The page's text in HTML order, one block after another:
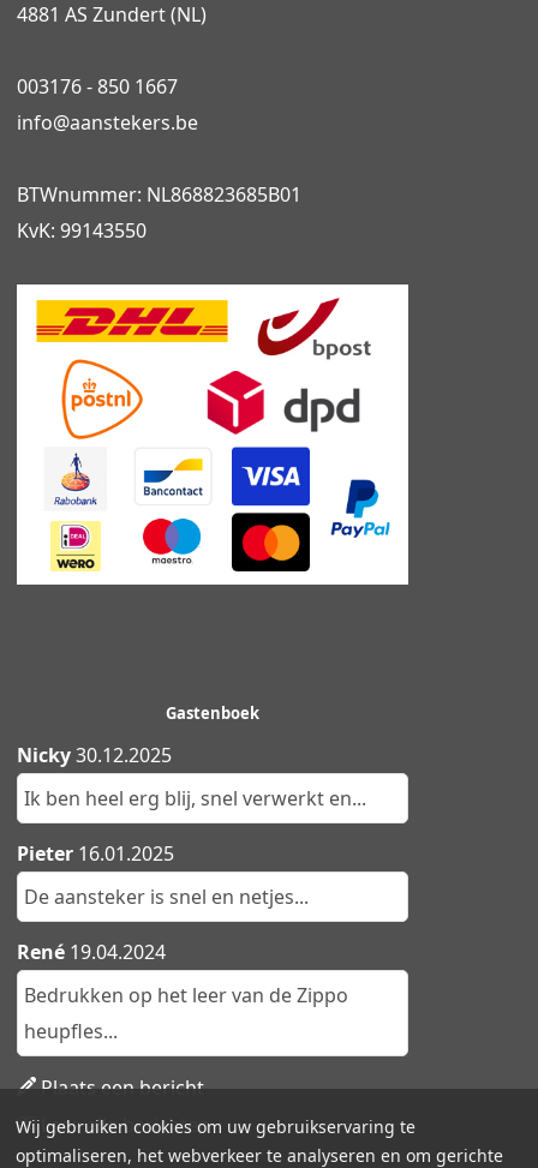
4881 AS Zundert (NL)
003176 - 850 1667
info@aanstekers.be
BTWnummer: NL868823685B01
KvK: 99143550
Gastenboek
Nicky30.12.2025
Ik ben heel erg blij, snel verwerkt en...
Pieter 16.01.2025
De aansteker is snel en netjes...
René 19.04.2024
Bedrukken op het leer van de Zippo
heupfles...
Plaats een bericht
Lees alle berichten
Wij gebruiken cookies om uw gebruikservaring te
optimaliseren, het webverkeer te analyseren en om gerichte